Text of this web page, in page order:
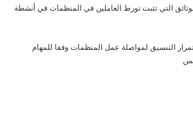
التي تثبت تورط العاملين في المنظمات في أنشطة
التنسيق لمواصلة عمل المنظمات وفقا للمهام